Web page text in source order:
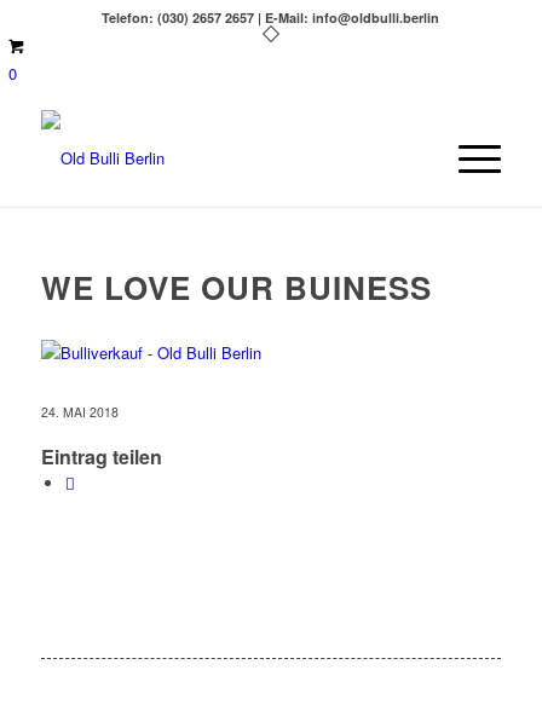
Telefon: (030) 2657 2657 | E-Mail: info@oldbulli.berlin
0
WE LOVE OUR BUINESS
24. MAI 2018
Eintrag teilen